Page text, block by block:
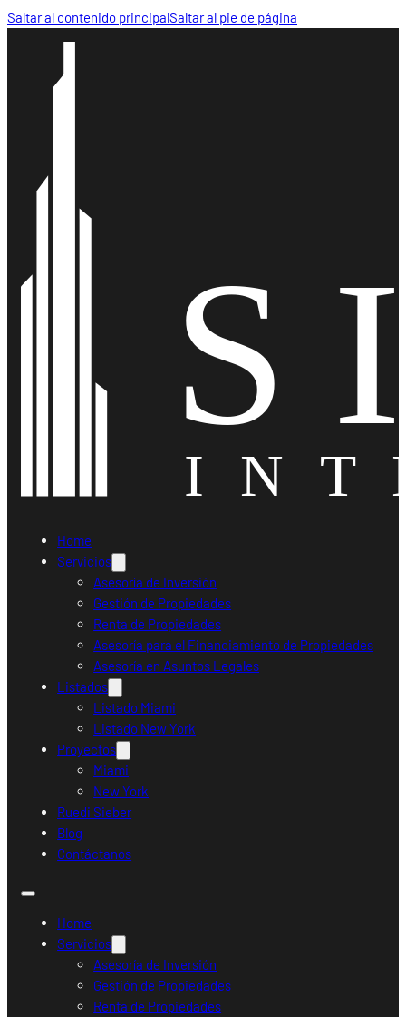
Saltar al contenido principalSaltar al pie de página
Home
Servicios
Asesoría de Inversión
Gestión de Propiedades
Renta de Propiedades
Asesoría para el Financiamiento de Propiedades
Asesoría en Asuntos Legales
Listados
Listado Miami
Listado New York
Proyectos
Miami
New York
Ruedi Sieber
Blog
Contáctanos
Home
Servicios
Asesoría de Inversión
Gestión de Propiedades
Renta de Propiedades